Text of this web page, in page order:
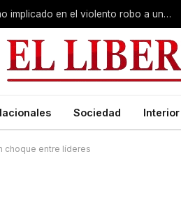
Curuzú Cuatiá: detuvieron a un séptimo implicado en el violento robo a una anciana
Sociedad Interior
choque entre líderes